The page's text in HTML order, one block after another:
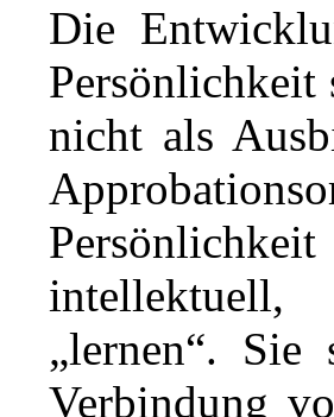
Die
Persönlichkeit
nicht als
„lernen“. Sie
Verbindung